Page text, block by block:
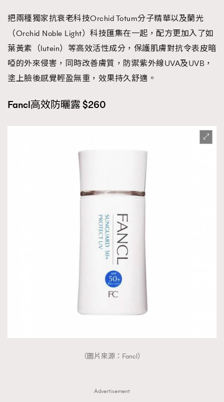
把兩種獨家抗衰老科技Orchid Totum分子精華以及蘭光
（Orchid Noble Light）科技匯集在一起，配方更加入了如
葉黃素（lutein）等高效活性成分，保護肌膚對抗令表皮暗
啞的外來侵害，同時改善膚質，防禦紫外線UVA及UVB，
塗上臉後感覺輕盈無重，效果持久舒適。
Fancl高效防曬露 $260
（圖片來源：Fancl）
Advertisement